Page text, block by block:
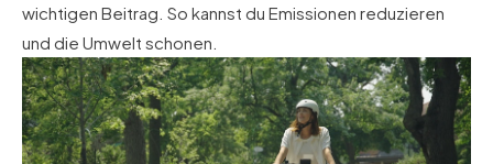
wichtigen Beitrag. So kannst du Emissionen reduzieren
und die Umwelt schonen.